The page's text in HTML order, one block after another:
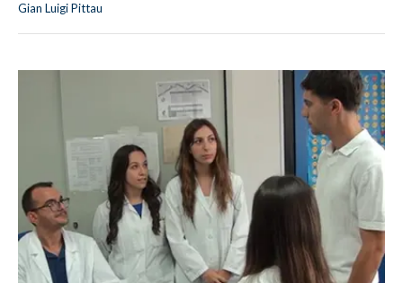
Gian Luigi Pittau